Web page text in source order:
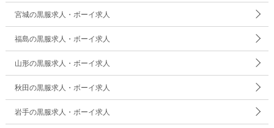
宮城の黒服求人・ボーイ求人
福島の黒服求人・ボーイ求人
山形の黒服求人・ボーイ求人
秋田の黒服求人・ボーイ求人
岩手の黒服求人・ボーイ求人